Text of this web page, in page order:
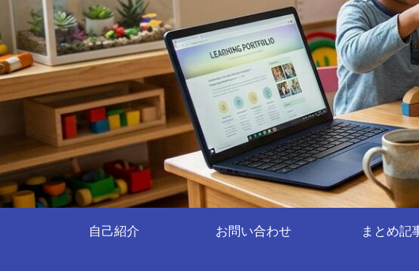
自己紹介 お問い合わせ まとめ記